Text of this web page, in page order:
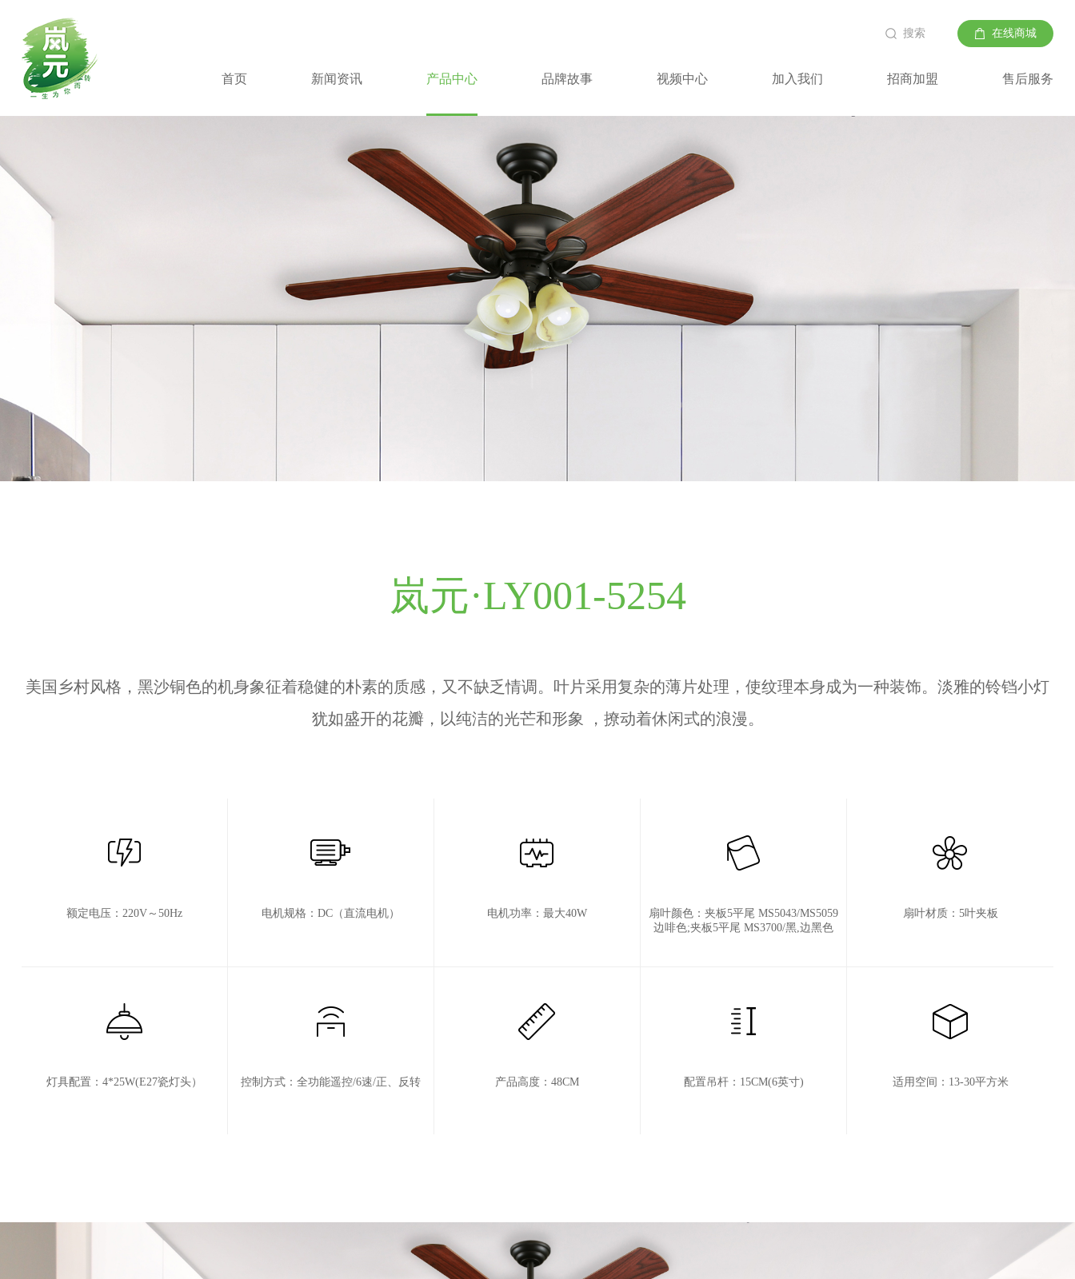
在线商城
搜索
首页 新闻资讯 产品中心 品牌故事 视频中心 加入我们 招商加盟 售后服务
岚元·LY001-5254
美国乡村风格，黑沙铜色的机身象征着稳健的朴素的质感，又不缺乏情调。叶片采用复杂的薄片处理，使纹理本身成为一种装饰。淡雅的铃铛小灯
犹如盛开的花瓣，以纯洁的光芒和形象 ，撩动着休闲式的浪漫。
额定电压：220V～50Hz 电机规格：DC（直流电机） 电机功率：最大40W
扇叶颜色：夹板5平尾 MS5043/MS5059
边啡色;夹板5平尾 MS3700/黑,边黑色
扇叶材质：5叶夹板
灯具配置：4*25W(E27瓷灯头） 控制方式：全功能遥控/6速/正、反转 产品高度：48CM 配置吊杆：15CM(6英寸) 适用空间：13-30平方米